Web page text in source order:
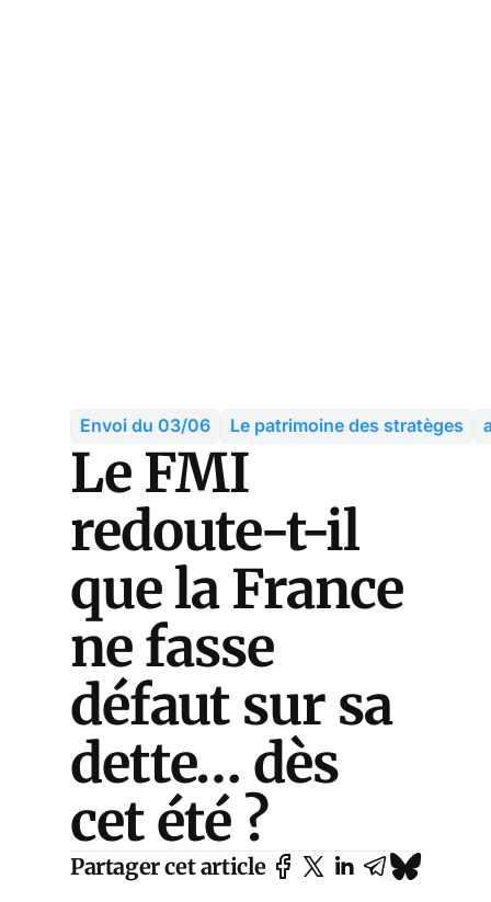
Envoi du 03/06 Le patrimoine des stratèges
Le FMI
redoute-t-il
que la France
ne fasse
défaut sur sa
dette… dès
cet été ?
Partager cet article